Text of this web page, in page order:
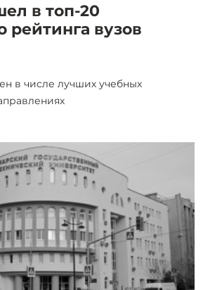
в топ-20
рейтинга вузов
в числе лучших учебных